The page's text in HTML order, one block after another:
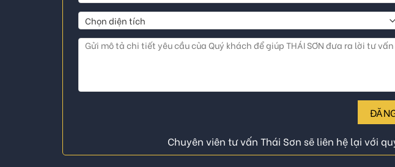
Chuyên viên tư vấn Thái Sơn sẽ liên hệ lại với